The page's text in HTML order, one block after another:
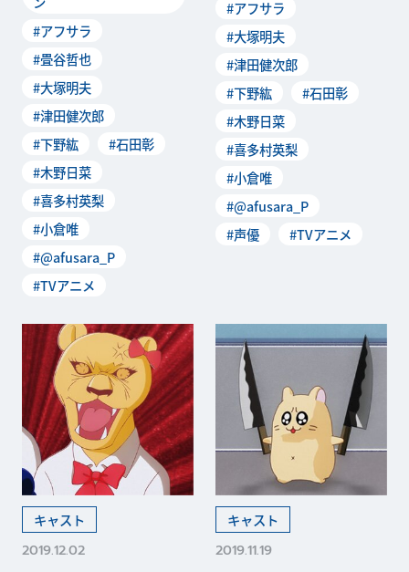
#アフサラ
#畳谷哲也
#大塚明夫
#津田健次郎
#下野紘
#石田彰
#木野日菜
#喜多村英梨
#小倉唯
#@afusara_P
#TVアニメ
#アフサラ
#大塚明夫
#津田健次郎
#下野紘
#石田彰
#木野日菜
#喜多村英梨
#小倉唯
#@afusara_P
#声優
#TVアニメ
キャスト
2019.12.02
キャスト
2019.11.19